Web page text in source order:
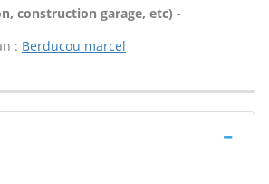
construction garage, etc) -
: Berducou marcel